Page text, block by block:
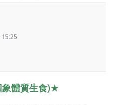
15:25
象體質生食)★